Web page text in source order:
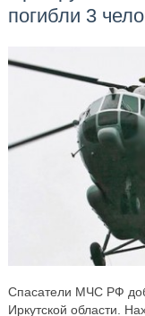
погибли 3
Спасатели МЧС РФ
Иркутской области.